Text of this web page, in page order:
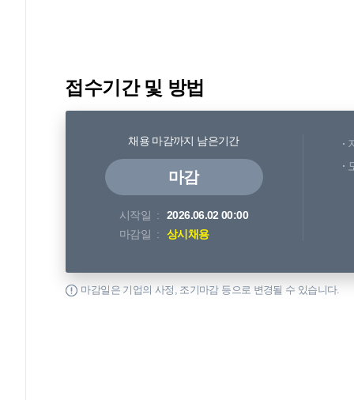
접수기간 및 방법
채용 마감까지 남은기간
마감
시작일
2026.06.02 00:00
마감일
상시채용
마감일은 기업의 사정, 조기마감 등으로 변경될 수 있습니다.